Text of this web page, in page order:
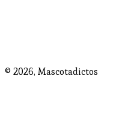
© 2026, Mascotadictos